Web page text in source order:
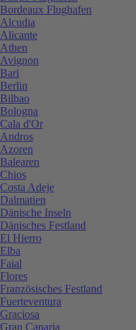
Bordeaux Flughafen
Alcudia
Alicante
Athen
Avignon
Bari
Berlin
Bilbao
Bologna
Cala d'Or
Andros
Azoren
Balearen
Chios
Costa Adeje
Dalmatien
Dänische Inseln
Dänisches Festland
El Hierro
Elba
Faial
Flores
Französisches Festland
Fuerteventura
Graciosa
Gran Canaria